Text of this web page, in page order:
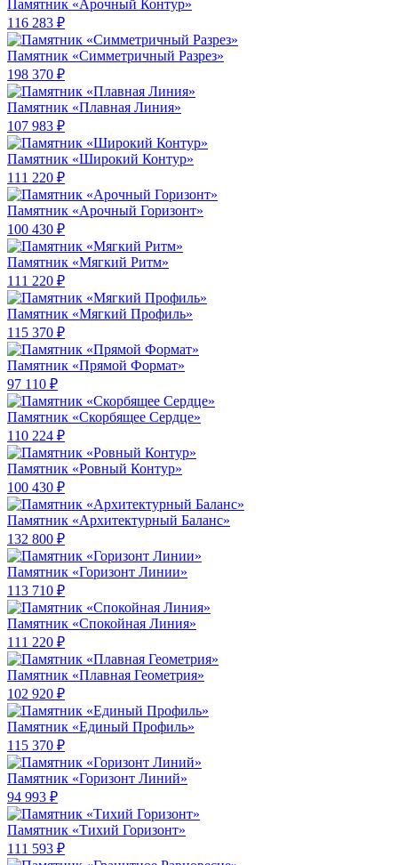
Памятник «Арочный Контур»
116 283 ₽
Памятник «Симметричный Разрез»
198 370 ₽
Памятник «Плавная Линия»
107 983 ₽
Памятник «Широкий Контур»
111 220 ₽
Памятник «Арочный Горизонт»
100 430 ₽
Памятник «Мягкий Ритм»
111 220 ₽
Памятник «Мягкий Профиль»
115 370 ₽
Памятник «Прямой Формат»
97 110 ₽
Памятник «Скорбящее Сердце»
110 224 ₽
Памятник «Ровный Контур»
100 430 ₽
Памятник «Архитектурный Баланс»
132 800 ₽
Памятник «Горизонт Линии»
113 710 ₽
Памятник «Спокойная Линия»
111 220 ₽
Памятник «Плавная Геометрия»
102 920 ₽
Памятник «Единый Профиль»
115 370 ₽
Памятник «Горизонт Линий»
94 993 ₽
Памятник «Тихий Горизонт»
111 593 ₽